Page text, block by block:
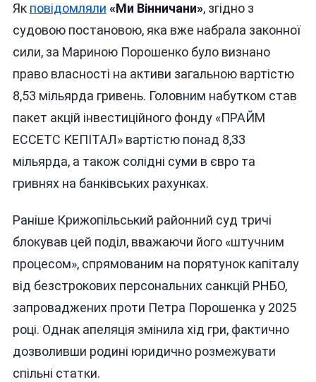
Як повідомляли «Ми Вінничани», згідно з
судовою постановою, яка вже набрала законної
сили, за Мариною Порошенко було визнано
право власності на активи загальною вартістю
8,53 мільярда гривень. Головним набутком став
пакет акцій інвестиційного фонду «ПРАЙМ
ЕССЕТС КЕПІТАЛ» вартістю понад 8,33
мільярда, а також солідні суми в євро та
гривнях на банківських рахунках.
Раніше Крижопільський районний суд тричі
блокував цей поділ, вважаючи його «штучним
процесом», спрямованим на порятунок капіталу
від безстрокових персональних санкцій РНБО,
запроваджених проти Петра Порошенка у 2025
році. Однак апеляція змінила хід гри, фактично
дозволивши родині юридично розмежувати
спільні статки.